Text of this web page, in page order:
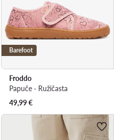
Barefoot
Froddo
Papuče · Ružičasta
49,99€